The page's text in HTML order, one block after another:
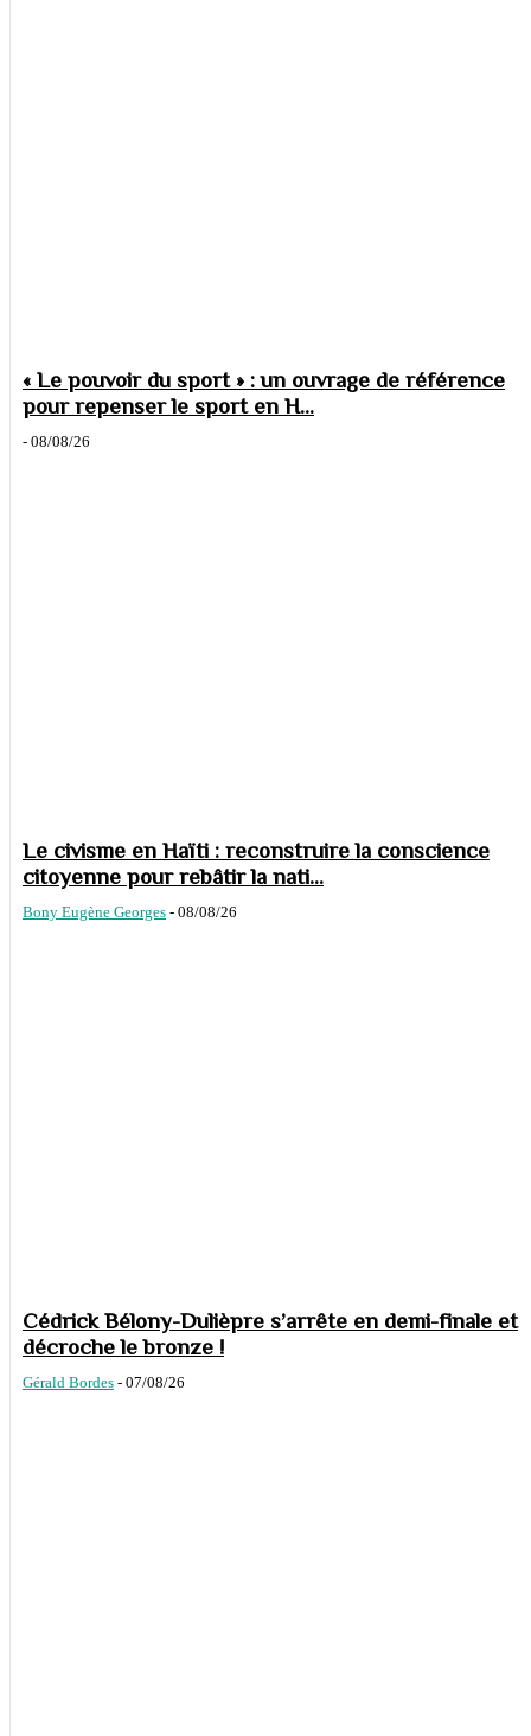
« Le pouvoir du sport » : un ouvrage de référence
pour repenser le sport en H...
- 08/08/26
Le civisme en Haïti : reconstruire la conscience
citoyenne pour rebâtir la nati...
Bony Eugène Georges - 08/08/26
Cédrick Bélony-Dulièpre s’arrête en demi-finale et
décroche le bronze !
Gérald Bordes - 07/08/26